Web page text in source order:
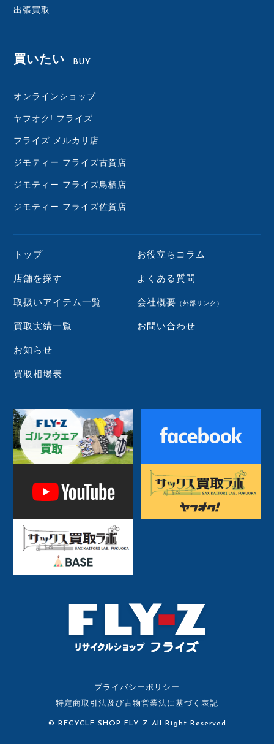
出張買取
買いたい BUY
オンラインショップ
ヤフオク! フライズ
フライズ メルカリ店
ジモティー フライズ古賀店
ジモティー フライズ鳥栖店
ジモティー フライズ佐賀店
トップ
店舗を探す
取扱いアイテム一覧
買取実績一覧
お知らせ
買取相場表
お役立ちコラム
よくある質問
会社概要 （外部リンク）
お問い合わせ
プライバシーポリシー
特定商取引法及び古物営業法に基づく表記
© RECYCLE SHOP FLY-Z All Right Reserved